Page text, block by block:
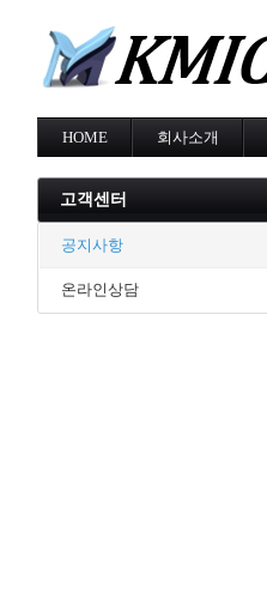
HOME 회사소개
고객센터
공지사항
온라인상담